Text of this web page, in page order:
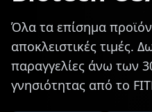
Όλα τα επίσημα
αποκλειστικές τιμές.
παραγγελίες άνω των
γνησιότητας από το